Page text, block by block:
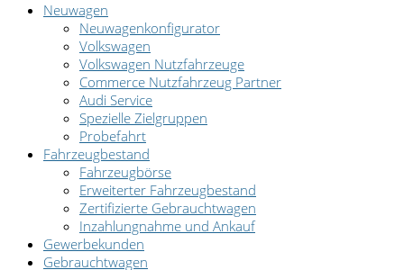
Neuwagen
Neuwagenkonfigurator
Volkswagen
Volkswagen Nutzfahrzeuge
Commerce Nutzfahrzeug Partner
Audi Service
Spezielle Zielgruppen
Probefahrt
Fahrzeugbestand
Fahrzeugbörse
Erweiterter Fahrzeugbestand
Zertifizierte Gebrauchtwagen
Inzahlungnahme und Ankauf
Gewerbekunden
Gebrauchtwagen